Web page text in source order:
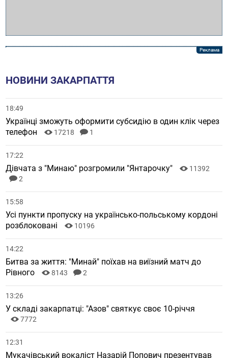
НОВИНИ ЗАКАРПАТТЯ
18:49
Українці зможуть оформити субсидію в один клік через
телефон
17218 1
17:22
Дівчата з "Минаю" розгромили "Янтарочку"
11392
2
15:58
Усі пункти пропуску на українсько-польському кордоні
розблоковані
10196
14:22
Битва за життя: "Минай" поїхав на виїзний матч до
Рівного
8143 2
13:26
У складі закарпатці: "Азов" святкує своє 10-річчя
7772
12:31
Мукачівський вокаліст Назарій Попович презентував